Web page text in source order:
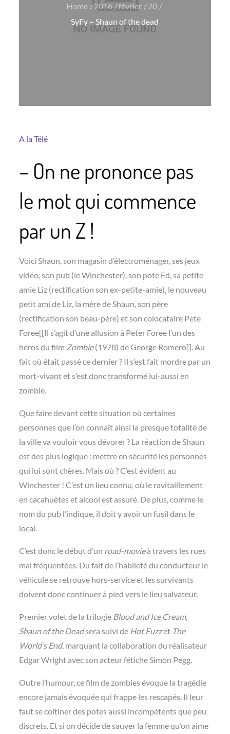
Home 2016 février
20
SyFy – Shaun of the dead
A la Télé
– On ne prononce pas
le mot qui commence
par un Z !
Voici Shaun, son magasin d’électroménager, ses jeux
vidéo, son pub (le Winchester), son pote Ed, sa petite
amie Liz (rectification son ex-petite-amie), le nouveau
petit ami de Liz, la mère de Shaun, son père
(rectification son beau-père) et son colocataire Pete
Foree[[Il s’agit d’une allusion à Peter Foree l’un des
héros du film Zombie(1978) de George Romero]]. Au
fait où était passé ce dernier ? Il s’est fait mordre par un
mort-vivant et s’est donc transformé lui-aussi en
zombie.
Que faire devant cette situation où certaines
personnes que l’on connaît ainsi la presque totalité de
la ville va vouloir vous dévorer ? La réaction de Shaun
est des plus logique : mettre en sécurité les personnes
qui lui sont chères. Mais où ? C’est évident au
Winchester ! C’est un lieu connu, où le ravitaillement
en cacahuètes et alcool est assuré. De plus, comme le
nom du pub l’indique, il doit y avoir un fusil dans le
local.
C’est donc le début d’un road-movieà travers les rues
mal fréquentées. Du fait de l’habileté du conducteur le
véhicule se retrouve hors-service et les survivants
doivent donc continuer à pied vers le lieu salvateur.
Premier volet de la trilogie Blood and Ice Cream,
Shaun of the Deadsera suivi de Hot Fuzzet The
World’s End, marquant la collaboration du réalisateur
Edgar Wright avec son acteur fétiche Simon Pegg.
Outre l’humour, ce film de zombies évoque la tragédie
encore jamais évoquée qui frappe les rescapés. Il leur
faut se coltiner des potes aussi incompétents que peu
discrets. Et si on décide de sauver la femme qu’on aime